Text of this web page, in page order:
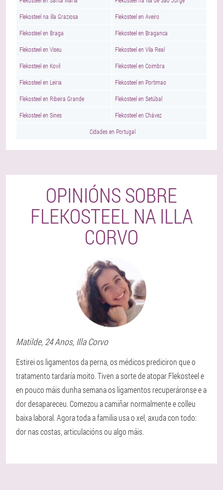
Flekosteel na illa Graziosa Flekosteel en Aveiro
Flekosteel en Braga Flekosteel en Braganca
Flekosteel en Viseu Flekosteel en Vila Real
Flekosteel en Kovil Flekosteel en Coimbra
Flekosteel en Leiria Flekosteel en Portimao
Flekosteel en Ribeira Grande Flekosteel en Setúbal
Flekosteel en Sines Flekosteel en Chávez
Cidades en Portugal
OPINIÓNS SOBRE
FLEKOSTEEL NA ILLA
CORVO
Matilde, 24 Anos, Illa Corvo
Estirei os ligamentos da perna, os médicos prediciron que o
tratamento tardaría moito. Tiven a sorte de atopar Flekosteel e
en pouco máis dunha semana os ligamentos recuperáronse e a
dor desapareceu. Comezou a camiñar normalmente e colleu
baixa laboral. Agora toda a familia usa o xel, axuda con todo:
dor nas costas, articulacións ou algo máis.